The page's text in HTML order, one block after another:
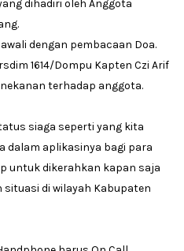
dihadiri oleh Anggota
dengan pembacaan Doa.
1614/Dompu Kapten Czi Arif
terhadap anggota.
siaga seperti yang kita
dalam aplikasinya bagi para
untuk dikerahkan kapan saja
di wilayah Kabupaten